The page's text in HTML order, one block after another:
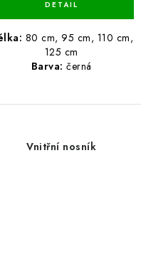
80 cm, 95 cm, 110 cm,
125 cm
Barva: černá
Vnitřní nosník